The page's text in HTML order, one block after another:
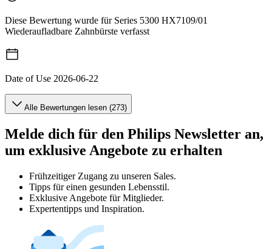
Diese Bewertung wurde für Series 5300 HX7109/01
Wiederaufladbare Zahnbürste verfasst
Date of Use 2026-06-22
Alle Bewertungen lesen (273)
Melde dich für den Philips Newsletter an,
um exklusive Angebote zu erhalten
Frühzeitiger Zugang zu unseren Sales.
Tipps für einen gesunden Lebensstil.
Exklusive Angebote für Mitglieder.
Expertentipps und Inspiration.